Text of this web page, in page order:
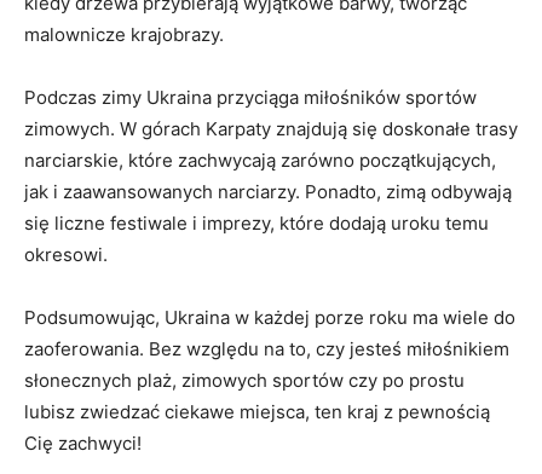
malownicze krajobrazy.
Podczas zimy ​Ukraina przyciąga miłośników sportów
zimowych. W górach Karpaty znajdują się doskonałe⁤ trasy
narciarskie, ​które‍ zachwycają zarówno początkujących,
jak i ⁣zaawansowanych narciarzy. Ponadto, zimą ‌odbywają
się liczne festiwale i imprezy, które dodają ⁢uroku temu
okresowi.
Podsumowując,‍ Ukraina w każdej porze roku‌ ma ‌wiele ‍do
zaoferowania. Bez względu​ na to, czy jesteś miłośnikiem
słonecznych plaż, zimowych⁢ sportów czy po prostu
lubisz ‌zwiedzać ciekawe miejsca, ten kraj z ⁣pewnością
Cię zachwyci!